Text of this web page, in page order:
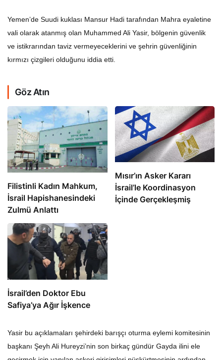
Yemen’de Suudi kuklası Mansur Hadi tarafından Mahra eyaletine
vali olarak atanmış olan Muhammed Ali Yasir, bölgenin güvenlik
ve istikrarından taviz vermeyeceklerini ve şehrin güvenliğinin
kırmızı çizgileri olduğunu iddia etti.
Göz Atın
Filistinli Kadın Mahkum,
İsrail Hapishanesindeki
Zulmü Anlattı
Mısır’ın Asker Kararı
İsrail’le Koordinasyon
İçinde Gerçekleşmiş
İsrail’den Doktor Ebu
Safiya’ya Ağır İşkence
Yasir bu açıklamaları şehirdeki barışçı oturma eylemi komitesinin
başkanı Şeyh Ali Hureyzi’nin son birkaç gündür Gayda ilini ele
geçirmek için yapılan askeri girişimleri püskürtmesinin ardından